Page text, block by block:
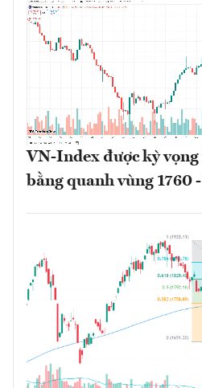
VN-Index được kỳ
bằng quanh vùng 1760